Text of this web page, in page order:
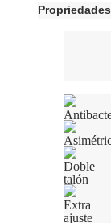
Propriedades